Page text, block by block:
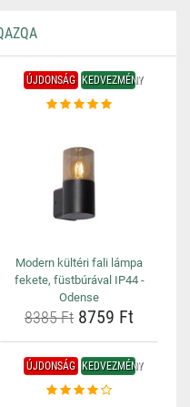
ÚJDONSÁG KEDVEZMÉNY
Modern kültéri fali lámpa
fekete, füstbúrával IP44 -
Odense
8385 Ft 8759 Ft
ÚJDONSÁG KEDVEZMÉNY